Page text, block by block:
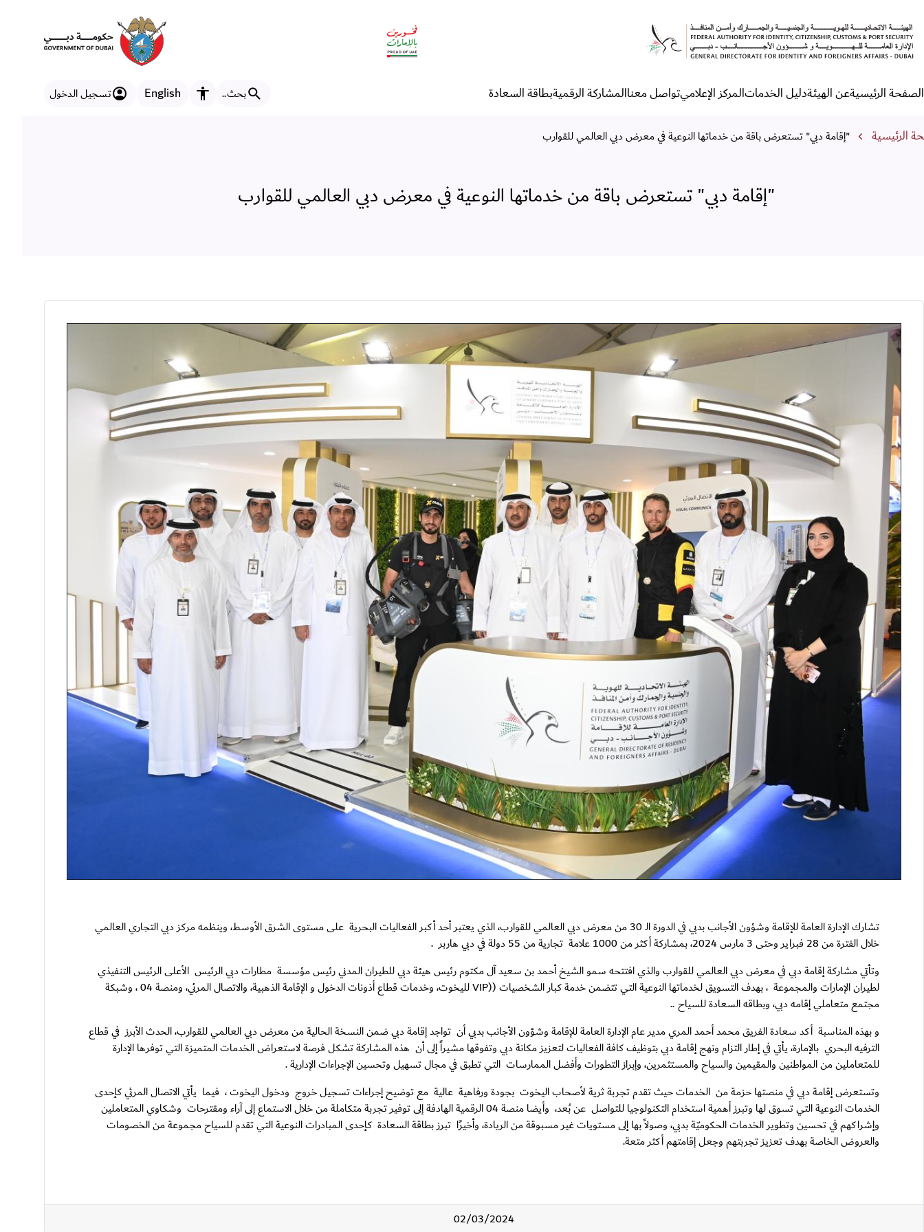
"إقامة دبي" تستعرض باقة من خدماتها النوعية في معرض دبي العالمي للقوارب
القائمة الرئيسية
الصفحة الرئيسيةعن الهيئةدليل الخدماتالمركز الإعلاميتواصل معناالمشاركة الرقميةبطاقة السعادة بحث.. مزايا إمكانية الوصول
English تسجيل الدخول
مسار التنقل
الرئيسية "إقامة دبي" تستعرض باقة من خدماتها النوعية في معرض دبي العالمي للقوارب
"إقامة دبي" تستعرض باقة من خدماتها النوعية في معرض دبي العالمي للقوارب
تشارك الإدارة العامة للإقامة وشؤون الأجانب بدبي في الدورة الـ 30 من معرض دبي العالمي للقوارب، الذي يعتبر أحد أكبر الفعاليات البحرية على مستوى الشرق الأوسط، وينظمه مركز دبي التجاري العالمي
خلال الفترة من 28 فبراير وحتى 3 مارس 2024، بمشاركة أكثر من 1000 علامة تجارية من 55 دولة في دبي هاربر .
وتأتي مشاركة إقامة دبي في معرض دبي العالمي للقوارب والذي افتتحه سمو الشيخ أحمد بن سعيد آل مكتوم رئيس هيئة دبي للطيران المدني رئيس مؤسسة مطارات دبي الرئيس الأعلى الرئيس التنفيذي
لطيران الإمارات والمجموعة ، بهدف التسويق لخدماتها النوعية التي تتضمن خدمة كبار الشخصيات ((VIP لليخوت، وخدمات قطاع أذونات الدخول و الإقامة الذهبية، والاتصال المرئي، ومنصة 04 ، وشبكة
مجتمع متعاملي إقامه دبي، وبطاقه السعادة للسياح ..
و بهذه المناسبة أكد سعادة الفريق محمد أحمد المري مدير عام الإدارة العامة للإقامة وشؤون الأجانب بدبي أن تواجد إقامة دبي ضمن النسخة الحالية من معرض دبي العالمي للقوارب، الحدث الأبرز في قطاع
الترفيه البحري بالإمارة، يأتي في إطار التزام ونهج إقامة دبي بتوظيف كافة الفعاليات لتعزيز مكانة دبي وتفوقها مشيراً إلى أن هذه المشاركة تشكل فرصة لاستعراض الخدمات المتميزة التي توفرها الإدارة
للمتعاملين من المواطنين والمقيمين والسياح والمستثمرين، وإبراز التطورات وأفضل الممارسات التي تطبق في مجال تسهيل وتحسين الإجراءات الإدارية .
وتستعرض إقامة دبي في منصتها حزمة من الخدمات حيث تقدم تجربة ثرية لأصحاب اليخوت بجودة ورفاهية عالية مع توضيح إجراءات تسجيل خروج ودخول اليخوت ، فيما يأتي الاتصال المرئي كإحدى
الخدمات النوعية التي تسوق لها وتبرز أهمية استخدام التكنولوجيا للتواصل عن بُعد، وأيضا منصة 04 الرقمية الهادفة إلى توفير تجربة متكاملة من خلال الاستماع إلى آراء ومقترحات وشكاوي المتعاملين
وإشراكهم في تحسين وتطوير الخدمات الحكوميّة بدبي، وصولاً بها إلى مستويات غير مسبوقة من الريادة، وأخيرًا تبرز بطاقة السعادة كإحدى المبادرات النوعية التي تقدم للسياح مجموعة من الخصومات
والعروض الخاصة بهدف تعزيز تجربتهم وجعل إقامتهم أكثر متعة.
02/03/2024